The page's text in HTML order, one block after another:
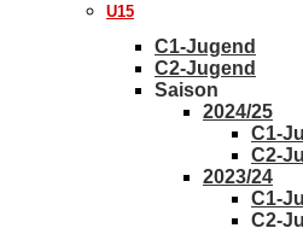
U15
C1-Jugend
C2-Jugend
Saison
2024/25
C1-
C2-
2023/24
C1-
C2-